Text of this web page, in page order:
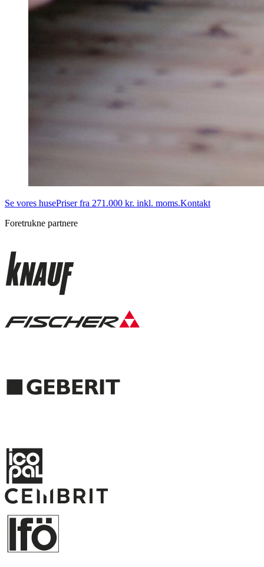
Se vores husePriser fra 271.000 kr. inkl. moms.Kontakt
Foretrukne partnere